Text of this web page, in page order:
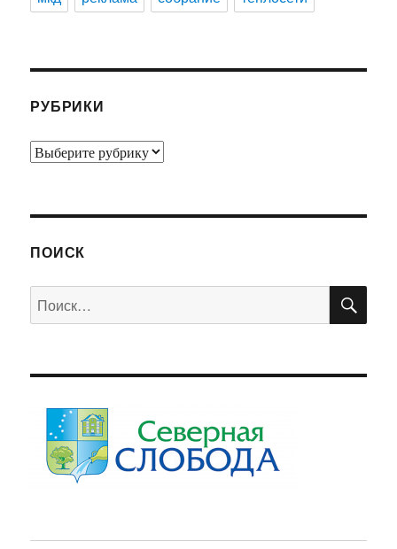
РУБРИКИ
Рубрики
ПОИСК
Искать: